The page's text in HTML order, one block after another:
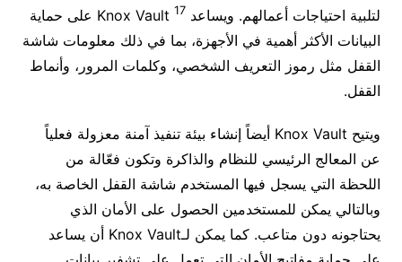
لتلبية احتياجات أعمالهم. ويساعد Knox Vault 17
على حماية
البيانات الأكثر أهمية في الأجهزة، بما في ذلك معلومات شاشة
القفل مثل رموز التعريف الشخصي، وكلمات المرور، وأنماط
القفل.
ويتيح Knox Vault أيضاً إنشاء بيئة تنفيذ آمنة معزولة فعلياً
عن المعالج الرئيسي للنظام والذاكرة وتكون فعّالة من
اللحظة التي يسجل فيها المستخدم شاشة القفل الخاصة به،
وبالتالي يمكن للمستخدمين الحصول على الأمان الذي
يحتاجونه دون متاعب. كما يمكن لـKnox Vault أن يساعد